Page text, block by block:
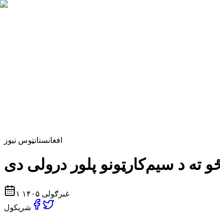
افغانستانټوس نیوز
۱ غبرګولی ۱۴۰۵
شریکول